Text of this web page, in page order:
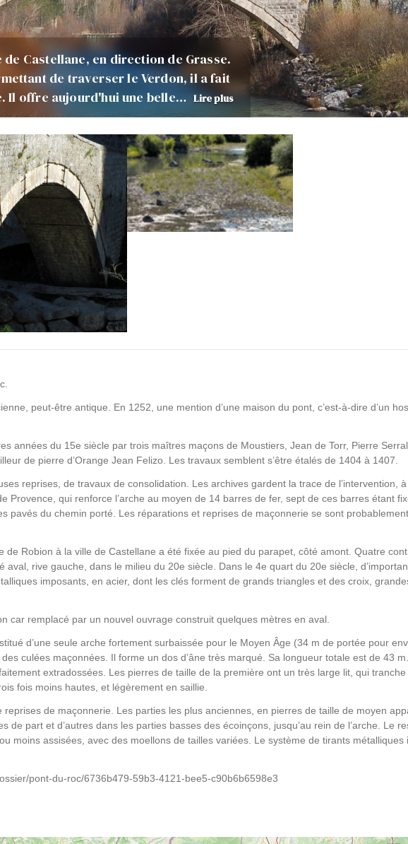
Castellane, en direction de Grasse.
de traverser le Verdon, il a fait
Il offre aujourd'hui une belle… Lire plus
peut-être antique. En 1252, une mention d’une maison du pont, c’est-à-dire d’un
années du 15e siècle par trois maîtres maçons de Moustiers, Jean de Torr, Pierre
de pierre d’Orange Jean Felizo. Les travaux semblent s’être étalés de 1404 à 1407.
reprises, de travaux de consolidation. Les archives gardent la trace de l’intervention,
Provence, qui renforce l’arche au moyen de 14 barres de fer, sept de ces barres étant
pavés du chemin porté. Les réparations et reprises de maçonnerie se sont
de Robion à la ville de Castellane a été fixée au pied du parapet, côté amont. Quatre
rive gauche, dans le milieu du 20e siècle. Dans le 4e quart du 20e siècle,
imposants, en acier, dont les clés forment de grands triangles et des croix,
car remplacé par un nouvel ouvrage construit quelques mètres en aval.
d’une seule arche fortement surbaissée pour le Moyen Âge (34 m de portée pour
culées maçonnées. Il forme un dos d’âne très marqué. Sa longueur totale est de 43
extradossées. Les pierres de taille de la première ont un très large lit, qui
fois moins hautes, et légèrement en saillie.
de maçonnerie. Les parties les plus anciennes, en pierres de taille de moyen
de part et d’autres dans les parties basses des écoinçons, jusqu’au rein de l’arche. Le
moins assisées, avec des moellons de tailles variées. Le système de tirants métalliques
pont-du-roc/6736b479-59b3-4121-bee5-c90b6b6598e3